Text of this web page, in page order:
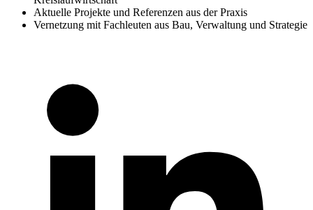
Aktuelle Projekte und Referenzen aus der Praxis
Vernetzung mit Fachleuten aus Bau, Verwaltung und Strategie